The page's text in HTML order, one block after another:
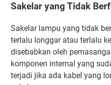
Sakelar yang Tidak
Sakelar lampu yang tidak
terlalu longgar atau terlalu
disebabkan oleh
komponen internal yang
terjadi jika ada kabel yang